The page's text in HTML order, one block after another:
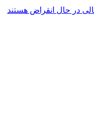
در حال انقراض هستند